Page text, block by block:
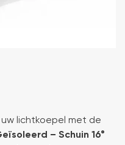
lichtkoepel met de
– Schuin 16°